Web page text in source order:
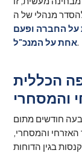
על החברה ופעם
אחת על המנכ"ל.
הכללית
והמסחרי
חודשים מתום
והמסחרי,
בגין הדוחות